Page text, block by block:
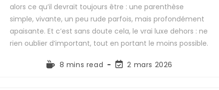
alors ce qu’il devrait toujours être : une parenthèse
simple, vivante, un peu rude parfois, mais profondément
apaisante. Et c’est sans doute cela, le vrai luxe dehors : ne
rien oublier d’important, tout en portant le moins possible.
8 mins read 2 mars 2026